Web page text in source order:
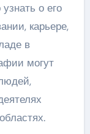
о его
карьере,
в
могут